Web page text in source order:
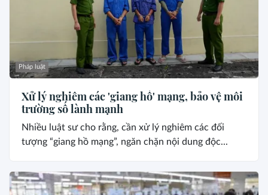
Pháp luật
Xử lý nghiêm các 'giang hồ' mạng, bảo vệ môi
trường số lành mạnh
Nhiều luật sư cho rằng, cần xử lý nghiêm các đối
tượng “giang hồ mạng”, ngăn chặn nội dung độc...